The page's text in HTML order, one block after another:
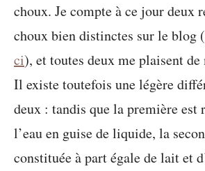
choux. Je compte à ce jour deux
choux bien distinctes sur le blog (
ci), et toutes deux me plaisent de
Il existe toutefois une légère
deux : tandis que la première est
l’eau en guise de liquide, la
constituée à part égale de lait et